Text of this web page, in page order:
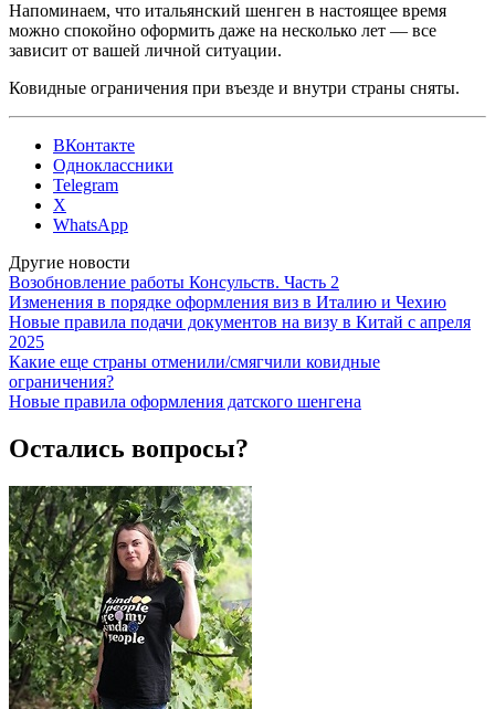
Напоминаем, что итальянский шенген в настоящее время
можно спокойно оформить даже на несколько лет — все
зависит от вашей личной ситуации.
Ковидные ограничения при въезде и внутри страны сняты.
ВКонтакте
Одноклассники
Telegram
X
WhatsApp
Другие новости
Возобновление работы Консульств. Часть 2
Изменения в порядке оформления виз в Италию и Чехию
Новые правила подачи документов на визу в Китай с апреля
2025
Какие еще страны отменили/смягчили ковидные
ограничения?
Новые правила оформления датского шенгена
Остались вопросы?